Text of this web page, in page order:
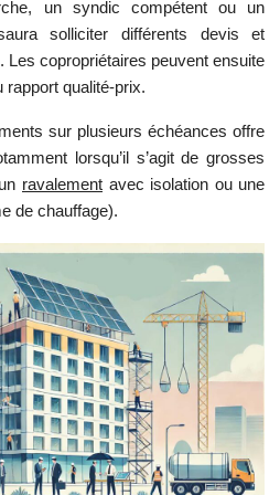
un syndic compétent ou un
solliciter différents devis et
Les copropriétaires peuvent ensuite
rapport qualité-prix.
sur plusieurs échéances offre
lorsqu’il s’agit de grosses
ravalement avec isolation ou une
de chauffage).